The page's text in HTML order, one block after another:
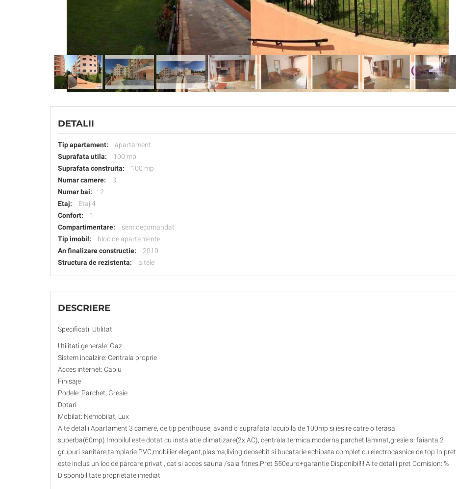
DETALII
Tip apartament:
apartament
Suprafata utila:
100 mp
Suprafata construita:
100 mp
Numar camere:
3
Numar bai:
: 2
Etaj:
Etaj 4
Confort:
1
Compartimentare:
semidecomandat
Tip imobil:
bloc de apartamente
An finalizare constructie:
2010
Structura de rezistenta:
altele
DESCRIERE
Specificatii Utilitati
Utilitati generale: Gaz
Sistem incalzire: Centrala proprie
Acces internet: Cablu
Finisaje
Podele: Parchet, Gresie
Dotari
Mobilat: Nemobilat, Lux
Alte detalii Apartament 3 camere, de tip penthouse, avand o suprafata locuibila de 100mp si iesire catre o terasa
superba(60mp).Imobilul este dotat cu instalatie climatizare(2x AC), centrala termica moderna,parchet laminat,gresie si faianta,2
grupuri sanitare,tamplarie PVC,mobilier elegant,plasma,living deosebit si bucatarie echipata complet cu electrocasnice de top.In pret
este inclus un loc de parcare privat , cat si acces sauna /sala fitnes.Pret 550euro+garantie Disponibil!!! Alte detalii pret Comision: %
Disponibilitate proprietate imediat